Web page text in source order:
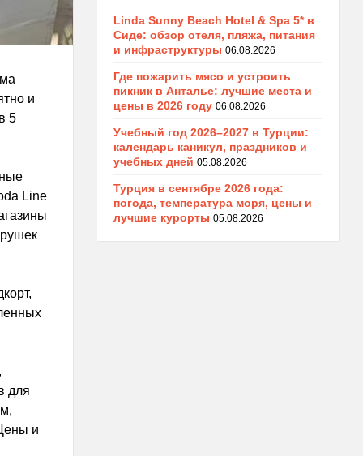
и
5
Line
для
и
Linda Sunny Beach Hotel & Spa 5* в
Сиде: обзор отеля, пляжа, питания
и инфраструктуры 06.08.2026
Где пожарить мясо и устроить
пикник в Анталье: лучшие места и
цены в 2026 году 06.08.2026
Учебный год 2026–2027 в Турции:
календарь каникул, праздников и
учебных дней 05.08.2026
Турция в сентябре 2026 года:
погода, температура моря, цены и
лучшие курорты 05.08.2026